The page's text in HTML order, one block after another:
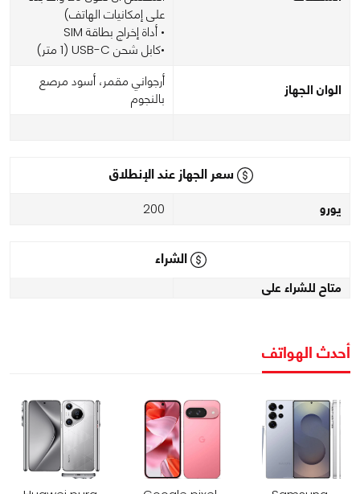
على إمكانيات الهاتف)
• أداة إخراج بطاقة SIM
•كابل شحن USB-C ‏(1 متر)
الوان الجهاز
أرجواني مقمر، أسود مرصع
بالنجوم
سعر الجهاز عند الإنطلاق
يورو 200
الشراء
متاح للشراء على
أحدث الهواتف